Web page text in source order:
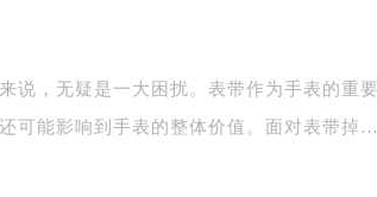
说，无疑是一大困扰。表带作为手表的重
可能影响到手表的整体价值。面对表带掉